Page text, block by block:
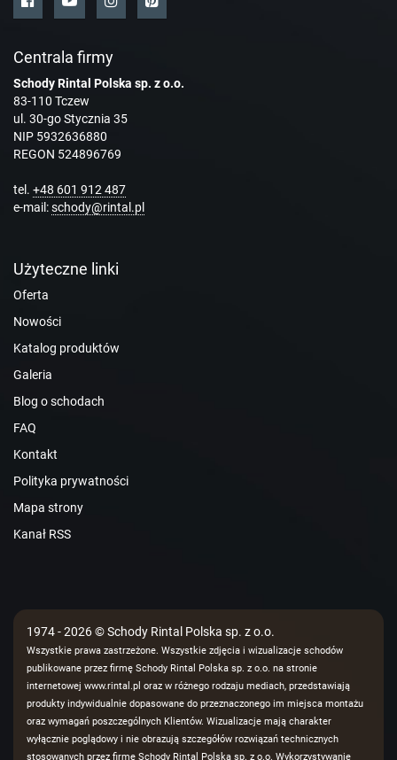
Centrala firmy
Schody Rintal Polska sp. z o.o.
83-110 Tczew
ul. 30-go Stycznia 35
NIP 5932636880
REGON 524896769
tel. +48 601 912 487
e-mail:schody@rintal.pl
Użyteczne linki
Oferta
Nowości
Katalog produktów
Galeria
Blog o schodach
FAQ
Kontakt
Polityka prywatności
Mapa strony
Kanał RSS
1974 - 2026 © Schody Rintal Polska sp. z o.o.
Wszystkie prawa zastrzeżone. Wszystkie zdjęcia i wizualizacje schodów
publikowane przez firmę Schody Rintal Polska sp. z o.o. na stronie
internetowej www.rintal.pl oraz w różnego rodzaju mediach, przedstawiają
produkty indywidualnie dopasowane do przeznaczonego im miejsca montażu
oraz wymagań poszczególnych Klientów. Wizualizacje mają charakter
wyłącznie poglądowy i nie obrazują szczegółów rozwiązań technicznych
stosowanych przez firmę Schody Rintal Polska sp. z o.o. Wykorzystywanie